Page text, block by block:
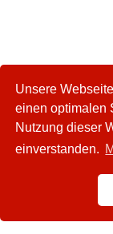
Unsere
einen optimalen
Nutzung dieser
einverstanden.